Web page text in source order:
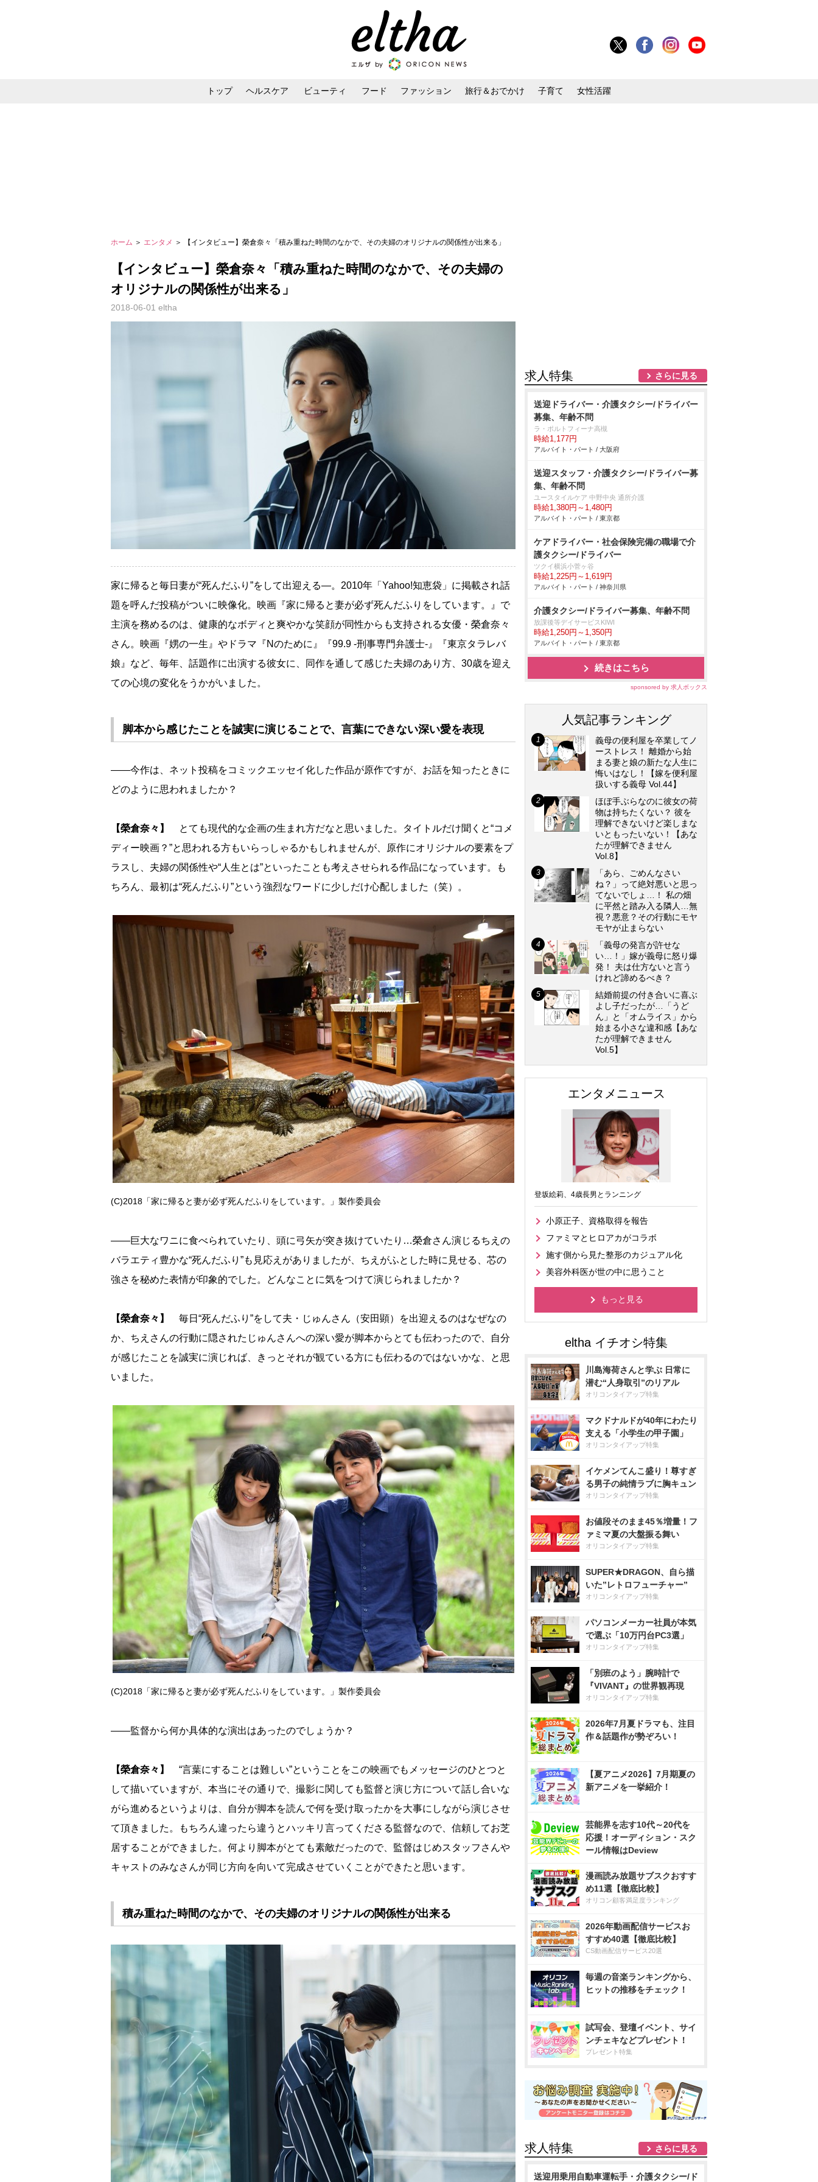
トップ ヘルスケア ビューティ フード ファッション 旅行＆おでかけ 子育て 女性活躍
ホーム ＞ エンタメ ＞ 【インタビュー】榮倉奈々「積み重ねた時間のなかで、その夫婦のオリジナルの関係性が出来る」
【インタビュー】榮倉奈々「積み重ねた時間のなかで、その夫婦の
オリジナルの関係性が出来る」
2018-06-01 eltha
家に帰ると毎日妻が“死んだふり”をして出迎える―。2010年「Yahoo!知恵袋」に掲載され話
題を呼んだ投稿がついに映像化。映画『家に帰ると妻が必ず死んだふりをしています。』で
主演を務めるのは、健康的なボディと爽やかな笑顔が同性からも支持される女優・榮倉奈々
さん。映画『娚の一生』やドラマ『Nのために』『99.9 -刑事専門弁護士-』『東京タラレバ
娘』など、毎年、話題作に出演する彼女に、同作を通して感じた夫婦のあり方、30歳を迎え
ての心境の変化をうかがいました。
脚本から感じたことを誠実に演じることで、言葉にできない深い愛を表現
――今作は、ネット投稿をコミックエッセイ化した作品が原作ですが、お話を知ったときに
どのように思われましたか？
【榮倉奈々】
とても現代的な企画の生まれ方だなと思いました。タイトルだけ聞くと“コメ
ディー映画？”と思われる方もいらっしゃるかもしれませんが、原作にオリジナルの要素をプ
ラスし、夫婦の関係性や“人生とは”といったことも考えさせられる作品になっています。も
ちろん、最初は“死んだふり”という強烈なワードに少しだけ心配しました（笑）。
(C)2018「家に帰ると妻が必ず死んだふりをしています。」製作委員会
――巨大なワニに食べられていたり、頭に弓矢が突き抜けていたり…榮倉さん演じるちえの
バラエティ豊かな“死んだふり”も見応えがありましたが、ちえがふとした時に見せる、芯の
強さを秘めた表情が印象的でした。どんなことに気をつけて演じられましたか？
【榮倉奈々】
毎日“死んだふり”をして夫・じゅんさん（安田顕）を出迎えるのはなぜなの
か、ちえさんの行動に隠されたじゅんさんへの深い愛が脚本からとても伝わったので、自分
が感じたことを誠実に演じれば、きっとそれが観ている方にも伝わるのではないかな、と思
いました。
(C)2018「家に帰ると妻が必ず死んだふりをしています。」製作委員会
――監督から何か具体的な演出はあったのでしょうか？
【榮倉奈々】
“言葉にすることは難しい”ということをこの映画でもメッセージのひとつと
して描いていますが、本当にその通りで、撮影に関しても監督と演じ方について話し合いな
がら進めるというよりは、自分が脚本を読んで何を受け取ったかを大事にしながら演じさせ
て頂きました。もちろん違ったら違うとハッキリ言ってくださる監督なので、信頼してお芝
居することができました。何より脚本がとても素敵だったので、監督はじめスタッフさん
キャストのみなさんが同じ方向を向いて完成させていくことができたと思います。
積み重ねた時間のなかで、その夫婦のオリジナルの関係性が出来る
求人特集 さらに見る
送迎ドライバー・介護タクシー/ドライバー
募集、年齢不問
ラ・ポルトフィーナ高槻
時給1,177円
アルバイト・パート / 大阪府
送迎スタッフ・介護タクシー/ドライバー募
集、年齢不問
ユースタイルケア 中野中央 通所介護
時給1,380円～1,480円
アルバイト・パート / 東京都
ケアドライバー・社会保険完備の職場で介
護タクシー/ドライバー
ツクイ横浜小菅ヶ谷
時給1,225円～1,619円
アルバイト・パート / 神奈川県
介護タクシー/ドライバー募集、年齢不問
放課後等デイサービスKIWI
時給1,250円～1,350円
アルバイト・パート / 東京都
続きはこちら
sponsored by 求人ボックス
人気記事ランキング
義母の便利屋を卒業してノ
ーストレス！ 離婚から始
まる妻と娘の新たな人生に
悔いはなし！【嫁を便利屋
扱いする義母 Vol.44】
ほぼ手ぶらなのに彼女の荷
物は持ちたくない？ 彼を
理解できないけど楽しまな
いともったいない！【あな
たが理解できません
Vol.8】
「あら、ごめんなさい
ね？」って絶対悪いと思っ
てないでしょ…！ 私の畑
に平然と踏み入る隣人…無
視？悪意？その行動にモヤ
モヤが止まらない
「義母の発言が許せな
い…！」嫁が義母に怒り爆
発！ 夫は仕方ないと言う
けれど諦めるべき？
結婚前提の付き合いに喜ぶ
よし子だったが…「うど
ん」と「オムライス」から
始まる小さな違和感【あな
たが理解できません
Vol.5】
エンタメニュース
登坂絵莉、4歳長男とランニング
小原正子、資格取得を報告
ファミマとヒロアカがコラボ
施す側から見た整形のカジュアル化
美容外科医が世の中に思うこと
もっと見る
川島海荷さんと学ぶ 日常に
潜む“人身取引”のリアル
オリコンタイアップ特集
マクドナルドが40年にわたり
支える「小学生の甲子園」
オリコンタイアップ特集
イケメンてんこ盛り！尊すぎ
る男子の純情ラブに胸キュン
オリコンタイアップ特集
お値段そのまま45％増量！フ
ァミマ夏の大盤振る舞い
オリコンタイアップ特集
SUPER★DRAGON、自ら描
いた”レトロフューチャー”
オリコンタイアップ特集
パソコンメーカー社員が本気
で選ぶ「10万円台PC3選」
オリコンタイアップ特集
「別班のよう」腕時計で
『VIVANT』の世界観再現
オリコンタイアップ特集
2026年7月夏ドラマも、注目
作＆話題作が勢ぞろい！
【夏アニメ2026】7月期夏の
新アニメを一挙紹介！
芸能界を志す10代～20代を
応援！オーディション・スク
ール情報はDeview
漫画読み放題サブスクおすす
め11選【徹底比較】
オリコン顧客満足度ランキング
2026年動画配信サービスお
すすめ40選【徹底比較】
CS動画配信サービス20選
毎週の音楽ランキングから、
ヒットの推移をチェック！
試写会、登壇イベント、サイ
ンチェキなどプレゼント！
プレゼント特集
求人特集 さらに見る
送迎用乗用自動車運転手・介護タクシー/ド